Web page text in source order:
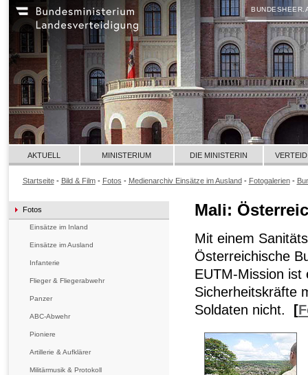
Fotos
Einsätze im Inland
Einsätze im Ausland
Infanterie
Flieger & Fliegerabwehr
Panzer
ABC-Abwehr
Pioniere
Artillerie & Aufklärer
Militärmusik & Protokoll
AKTUELL MINISTERIUM DIE MINISTERIN
Startseite- Bild & Film- Fotos - Medienarchiv Einsätze im Ausland- Fotogalerien-
Mali:
Mit einem
Österreichische
EUTM-Mission ist
Sicherheitskräfte
Soldaten nicht.
[